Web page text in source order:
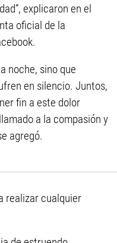
explicaron en el
oficial de la
noche, sino que
en silencio. Juntos,
fin a este dolor
a la compasión y
agregó.
realizar cualquier